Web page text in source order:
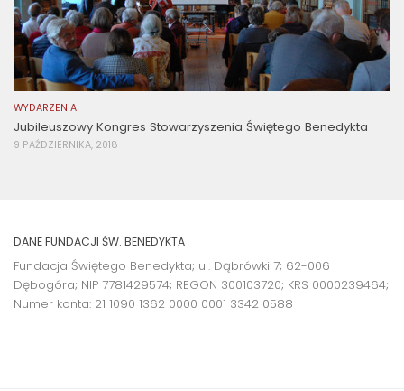
WYDARZENIA
Jubileuszowy Kongres Stowarzyszenia Świętego Benedykta
9 PAŹDZIERNIKA, 2018
DANE FUNDACJI ŚW. BENEDYKTA
Fundacja Świętego Benedykta; ul. Dąbrówki 7; 62-006
Dębogóra; NIP 7781429574; REGON 300103720; KRS 0000239464;
Numer konta: 21 1090 1362 0000 0001 3342 0588